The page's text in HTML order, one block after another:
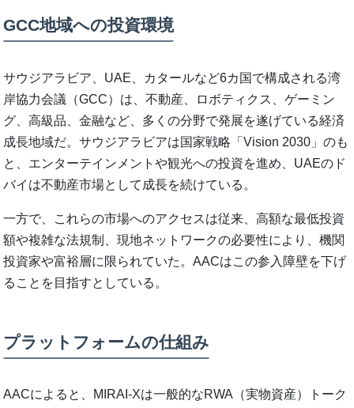
GCC地域への投資環境
サウジアラビア、UAE、カタールなど6カ国で構成される湾
岸協力会議（GCC）は、不動産、ロボティクス、ゲーミン
グ、高級品、金融など、多くの分野で発展を遂げている経済
成長地域だ。サウジアラビアは国家戦略「Vision 2030」のも
と、エンターテインメントや観光への投資を進め、UAEのド
バイは不動産市場として成長を続けている。
一方で、これらの市場へのアクセスは従来、高額な最低投資
額や複雑な法規制、現地ネットワークの必要性により、機関
投資家や富裕層に限られていた。AACはこの参入障壁を下げ
ることを目指すとしている。
プラットフォームの仕組み
AACによると、MIRAI-Xは一般的なRWA（実物資産）トーク